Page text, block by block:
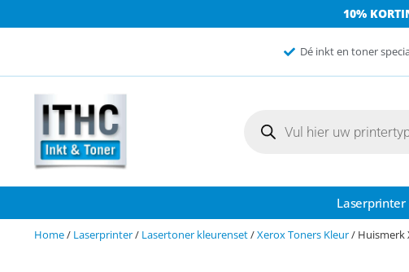
10%
Dé inkt en toner
Laserprinter
Home/ Laserprinter/ Lasertoner kleurenset/Xerox Toners Kleur/ Huismerk